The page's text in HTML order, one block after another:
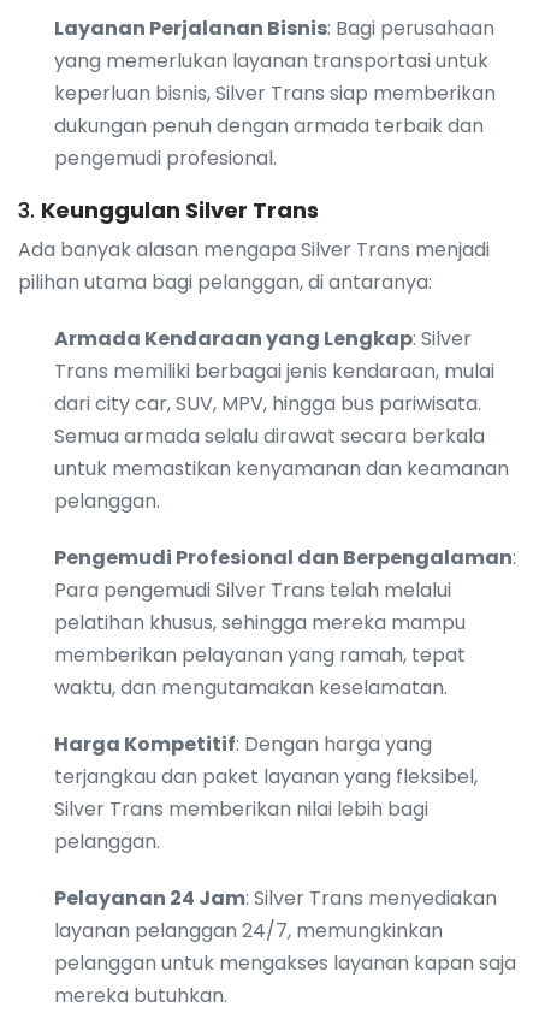
Layanan Perjalanan Bisnis: Bagi perusahaan
yang memerlukan layanan transportasi untuk
keperluan bisnis, Silver Trans siap memberikan
dukungan penuh dengan armada terbaik dan
pengemudi profesional.
3. Keunggulan Silver Trans
Ada banyak alasan mengapa Silver Trans menjadi
pilihan utama bagi pelanggan, di antaranya:
Armada Kendaraan yang Lengkap: Silver
Trans memiliki berbagai jenis kendaraan, mulai
dari city car, SUV, MPV, hingga bus pariwisata.
Semua armada selalu dirawat secara berkala
untuk memastikan kenyamanan dan keamanan
pelanggan.
Pengemudi Profesional dan Berpengalaman:
Para pengemudi Silver Trans telah melalui
pelatihan khusus, sehingga mereka mampu
memberikan pelayanan yang ramah, tepat
waktu, dan mengutamakan keselamatan.
Harga Kompetitif: Dengan harga yang
terjangkau dan paket layanan yang fleksibel,
Silver Trans memberikan nilai lebih bagi
pelanggan.
Pelayanan 24 Jam: Silver Trans menyediakan
layanan pelanggan 24/7, memungkinkan
pelanggan untuk mengakses layanan kapan saja
mereka butuhkan.